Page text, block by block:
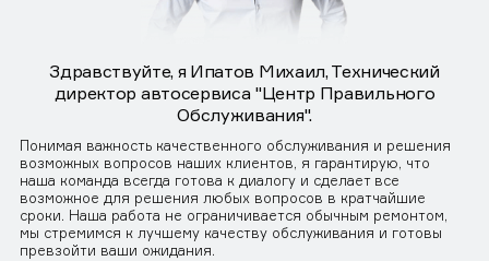
Здравствуйте, я Ипатов Михаил, Технический
директор автосервиса "Центр Правильного
Обслуживания".
Понимая важность качественного обслуживания и решения
возможных вопросов наших клиентов, я гарантирую, что
наша команда всегда готова к диалогу и сделает все
возможное для решения любых вопросов в кратчайшие
сроки. Наша работа не ограничивается обычным ремонтом,
мы стремимся к лучшему качеству обслуживания и готовы
превзойти ваши ожидания.